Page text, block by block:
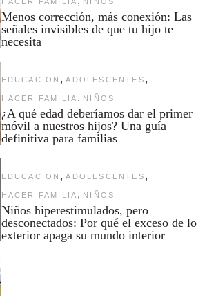
Menos corrección, más conexión: Las
señales invisibles de que tu hijo te
necesita
EDUCACION , ADOLESCENTES ,
HACER FAMILIA , NIÑOS
¿A qué edad deberíamos dar el primer
móvil a nuestros hijos? Una guía
definitiva para familias
EDUCACION , ADOLESCENTES ,
HACER FAMILIA , NIÑOS
Niños hiperestimulados, pero
desconectados: Por qué el exceso de lo
exterior apaga su mundo interior